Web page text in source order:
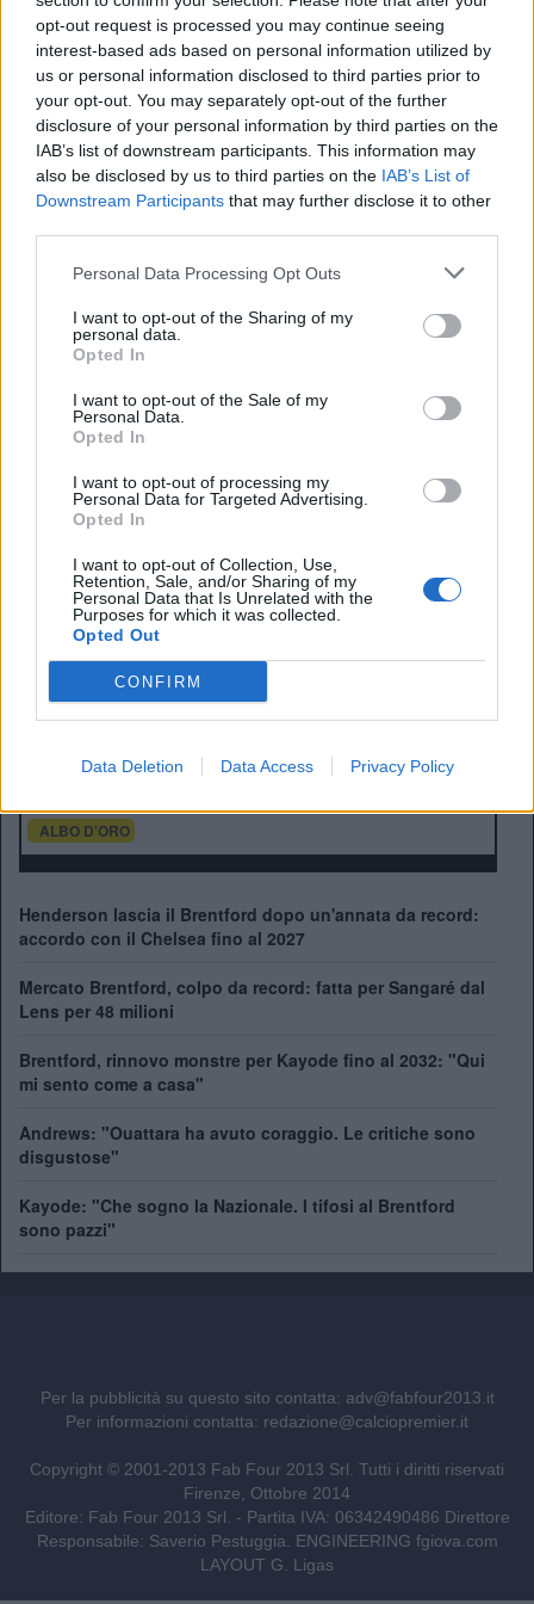
opt-out request is processed you may continue seeing
interest-based ads based on personal information utilized by
us or personal information disclosed to third parties prior to
your opt-out. You may separately opt-out of the further
disclosure of your personal information by third parties on the
IAB’s list of downstream participants. This information may
also be disclosed by us to third parties on the IAB’s List of
Downstream Participants that may further disclose it to other
Personal Data Processing Opt Outs
I want to opt-out of the Sharing of my
personal data.
Opted In
I want to opt-out of the Sale of my
Personal Data.
Opted In
I want to opt-out of processing my
Personal Data for Targeted Advertising.
Opted In
I want to opt-out of Collection, Use,
Retention, Sale, and/or Sharing of my
Personal Data that Is Unrelated with the
Purposes for which it was collected.
Opted Out
CONFIRM
Data Deletion Data Access Privacy Policy
buon amico e, come ho detto, non segno molti gol, quindi
ho pensato di dedicarglielo.”
Anno di Fondazione:1889
Presidente: Cliff Crown
ALBO D'ORO
Henderson lascia il Brentford dopo un'annata da record:
accordo con il Chelsea fino al 2027
Mercato Brentford, colpo da record: fatta per Sangaré dal
Lens per 48 milioni
Brentford, rinnovo monstre per Kayode fino al 2032: "Qui
mi sento come a casa"
Andrews: "Ouattara ha avuto coraggio. Le critiche sono
disgustose"
Kayode: "Che sogno la Nazionale. I tifosi al Brentford
sono pazzi"
Per la pubblicità su questo sito contatta: adv@fabfour2013.it
Per informazioni contatta: redazione@calciopremier.it
Copyright © 2001-2013 Fab Four 2013 Srl. Tutti i diritti riservati
Firenze, Ottobre 2014
Editore: Fab Four 2013 Srl. - Partita IVA: 06342490486 Direttore
Responsabile: Saverio Pestuggia. ENGINEERING fgiova.com
LAYOUT G. Ligas